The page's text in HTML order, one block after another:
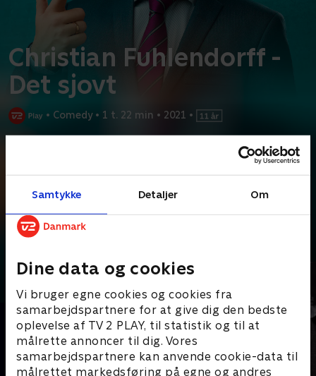
Samtykke Detaljer Om
Dine data og cookies
Vi bruger egne cookies og cookies fra
samarbejdspartnere for at give dig den bedste
oplevelse af TV 2 PLAY, til statistik og til at
målrette annoncer til dig. Vores
samarbejdspartnere kan anvende cookie-data til
målrettet markedsføring på egne og andres
Christian Fuhlendorff -
Det sjovt
• Comedy • 1 t. 22 min • 2021 •
Glæd dig til det nyeste show fra Christian Fuhlendorff, som selv
Andre så også